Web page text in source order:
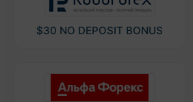
$30 NO DEPOSIT BONUS